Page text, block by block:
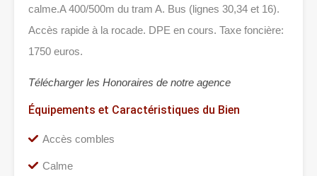
calme.A 400/500m du tram A. Bus (lignes 30,34 et 16).
Accès rapide à la rocade. DPE en cours. Taxe foncière:
1750 euros.
Télécharger les Honoraires de notre agence
Équipements et Caractéristiques du Bien
Accès combles
Calme